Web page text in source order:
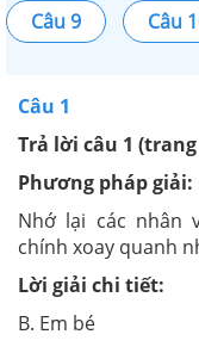
Câu 9
Câu
Câu 1
Trả lời câu 1 (trang
Phương pháp giải:
Nhớ lại các nhân
chính xoay quanh
Lời giải chi tiết:
B. Em bé